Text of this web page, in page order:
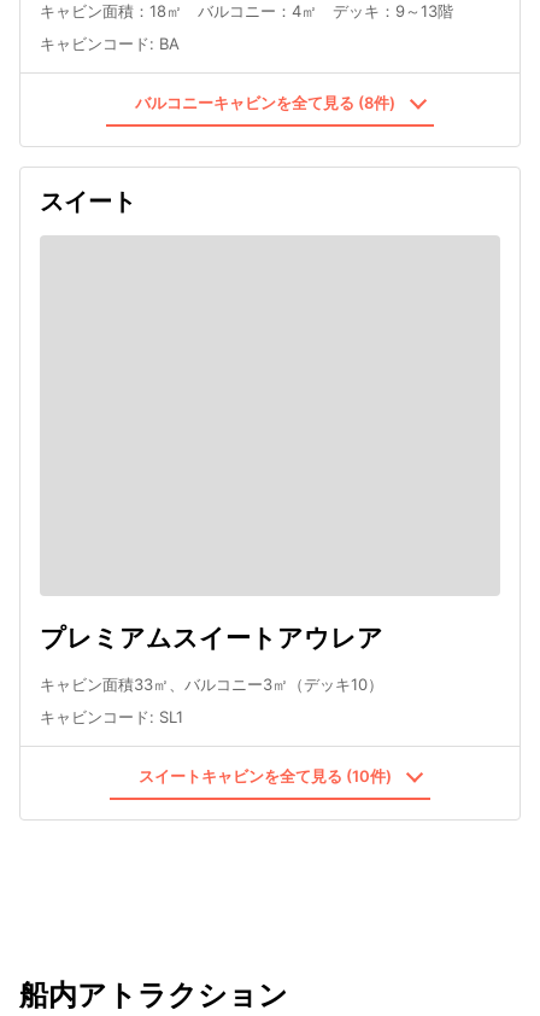
キャビン面積：18㎡ バルコニー：4㎡ デッキ：9～13階
キャビンコード: BA
バルコニーキャビンを全て見る (8件)
スイート
プレミアムスイートアウレア
キャビン面積33㎡、バルコニー3㎡（デッキ10）
キャビンコード: SL1
スイートキャビンを全て見る (10件)
船内アトラクション